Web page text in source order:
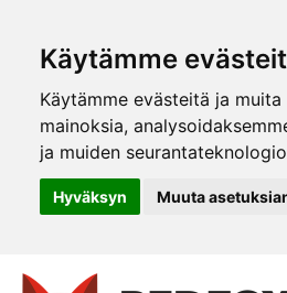
Käytämme
Käytämme evästeitä ja
mainoksia,
ja muiden
Hyväksyn Muuta